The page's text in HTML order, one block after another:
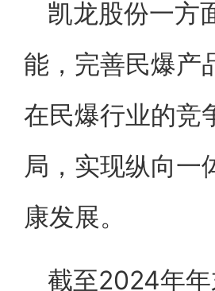
凯龙股份一方
能，完善民爆产
在民爆行业的竞
局，实现纵向一
康发展。
截至2024年